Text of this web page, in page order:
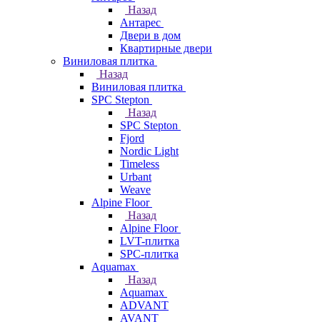
Назад
Антарес
Двери в дом
Квартирные двери
Виниловая плитка
Назад
Виниловая плитка
SPC Stepton
Назад
SPC Stepton
Fjord
Nordic Light
Timeless
Urbant
Weave
Alpine Floor
Назад
Alpine Floor
LVT-плитка
SPC-плитка
Aquamax
Назад
Aquamax
ADVANT
AVANT